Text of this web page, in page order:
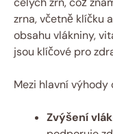
zrna, včetně klíčku
obsahu vlákniny,
jsou klíčové pro
Mezi hlavní
Zvýšení